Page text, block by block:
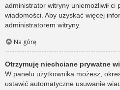
administrator witryny uniemożliwił ci
wiadomości. Aby uzyskać więcej
administratorem witryny.
Na górę
Otrzymuję niechciane prywatne
W panelu użytkownika możesz,
ustawić automatyczne usuwanie